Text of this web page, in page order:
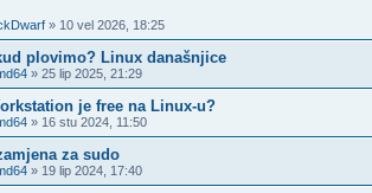
» 10 vel 2026, 18:25
plovimo? Linux današnjice
» 25 lip 2025, 21:29
je free na Linux-u?
» 16 stu 2024, 11:50
za sudo
» 19 lip 2024, 17:40